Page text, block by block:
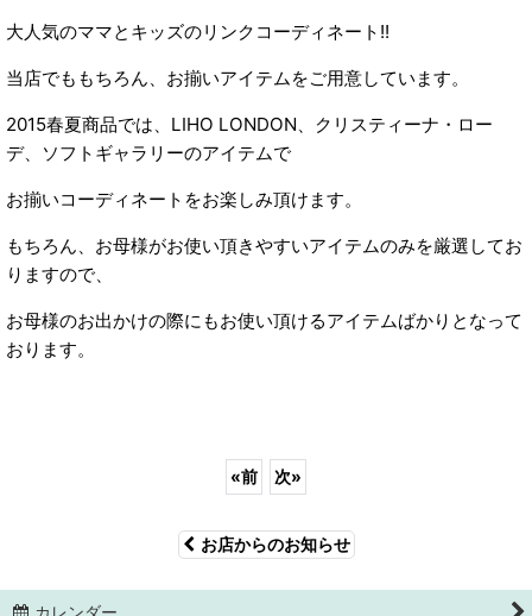
大人気のママとキッズのリンクコーディネート!!
当店でももちろん、お揃いアイテムをご用意しています。
2015春夏商品では、LIHO LONDON、クリスティーナ・ロー
デ、ソフトギャラリーのアイテムで
お揃いコーディネートをお楽しみ頂けます。
もちろん、お母様がお使い頂きやすいアイテムのみを厳選してお
りますので、
お母様のお出かけの際にもお使い頂けるアイテムばかりとなって
おります。
«前 次»
お店からのお知らせ
カレンダー